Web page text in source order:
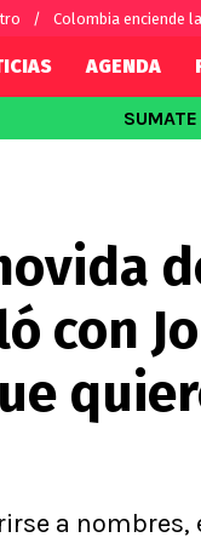
Colombia enciende
por el mundo
AGENDA
con
a